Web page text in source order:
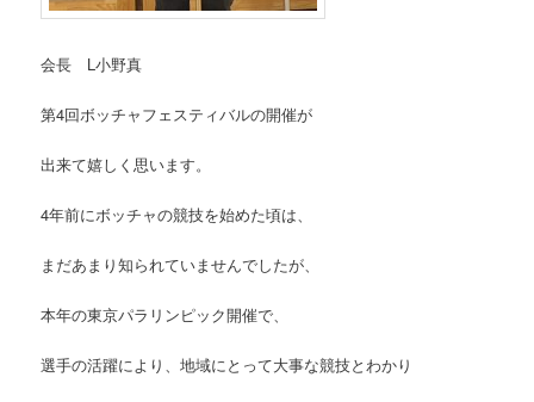
会長 L小野真
第4回ボッチャフェスティバルの開催が
出来て嬉しく思います。
4年前にボッチャの競技を始めた頃は、
まだあまり知られていませんでしたが、
本年の東京パラリンピック開催で、
選手の活躍により、地域にとって大事な競技とわかり